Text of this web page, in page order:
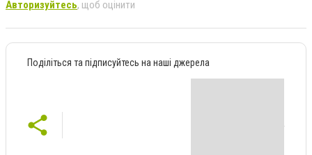
Авторизуйтесь, щоб оцінити
Поділіться та підписуйтесь на наші джерела